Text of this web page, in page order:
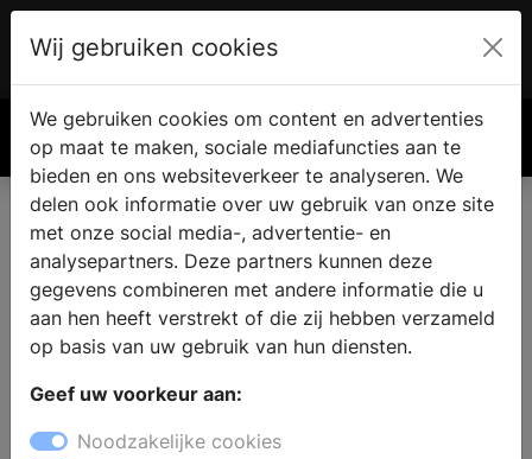
€ 0.00
Wij gebruiken cookies
We gebruiken cookies om content en advertenties
op maat te maken, sociale mediafuncties aan te
bieden en ons websiteverkeer te analyseren. We
delen ook informatie over uw gebruik van onze site
met onze social media-, advertentie- en
analysepartners. Deze partners kunnen deze
gegevens combineren met andere informatie die u
aan hen heeft verstrekt of die zij hebben verzameld
op basis van uw gebruik van hun diensten.
Geef uw voorkeur aan:
Noodzakelijke cookies